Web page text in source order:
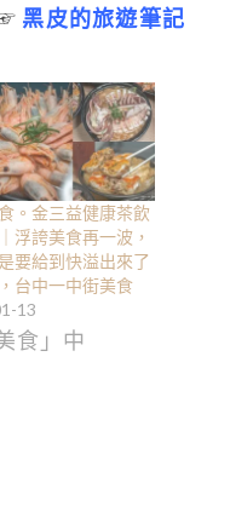
黑皮的旅遊筆記
。金三益健康茶飲
浮誇美食再一波，
要給到快溢出來了
台中一中街美食
13
食」中